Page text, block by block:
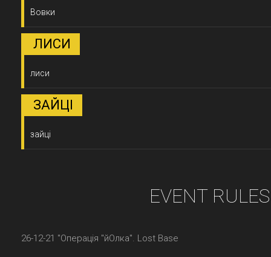
Вовки
ЛИСИ
лиси
ЗАЙЦІ
зайці
EVENT
26-12-21 "Операція "йОлка". Lost Base